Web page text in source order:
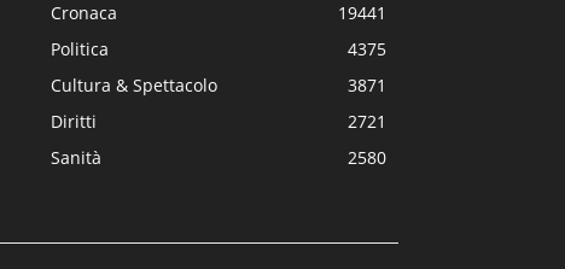
Cronaca
19441
Politica
4375
Cultura & Spettacolo
3871
Diritti
2721
Sanità
2580